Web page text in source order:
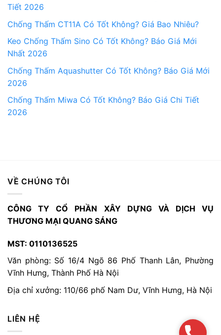
Tiết 2026
Chống Thấm CT11A Có Tốt Không? Giá Bao Nhiêu?
Keo Chống Thấm Sino Có Tốt Không? Báo Giá Mới
Nhất 2026
Chống Thấm Aquashutter Có Tốt Không? Báo Giá Mới
2026
Chống Thấm Miwa Có Tốt Không? Báo Giá Chi Tiết
2026
VỀ CHÚNG TÔI
CÔNG TY CỔ PHẦN XÂY DỰNG VÀ DỊCH VỤ
THƯƠNG MẠI QUANG SÁNG
MST: 0110136525
Văn phòng: Số 16/4 Ngõ 86 Phố Thanh Lân, Phường
Vĩnh Hưng, Thành Phố Hà Nội
Địa chỉ xưởng: 110/66 phố Nam Dư, Vĩnh Hưng, Hà Nội
LIÊN HỆ